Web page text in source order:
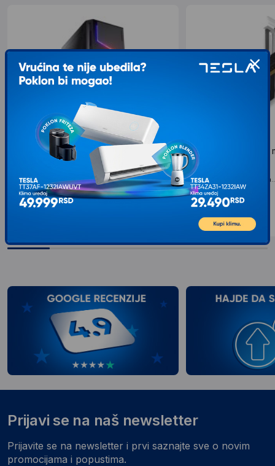
COUGAR MX360 RGB Kućište
Napajanje: Bez napajanja...
4.899 RSD
NZXT Vertical GPU
AB-RH175-W1
Napajanje: Bez
5.29900RSD
Prijavi se na naš newsletter
Prijavite se na newsletter i prvi saznajte sve o novim
promocijama i popustima.